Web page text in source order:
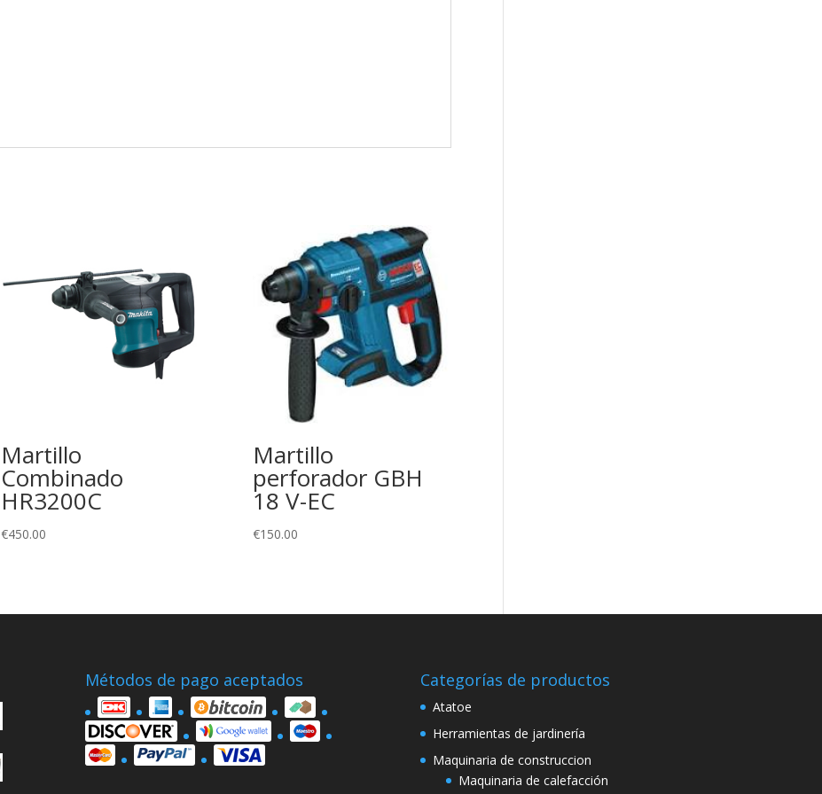
Martillo
Combinado
HR3200C
€450.00
Martillo
perforador GBH
18 V-EC
€150.00
Métodos de pago aceptados Categorías de productos
Atatoe
Herramientas de jardinería
Maquinaria de construccion
Maquinaria de calefacción